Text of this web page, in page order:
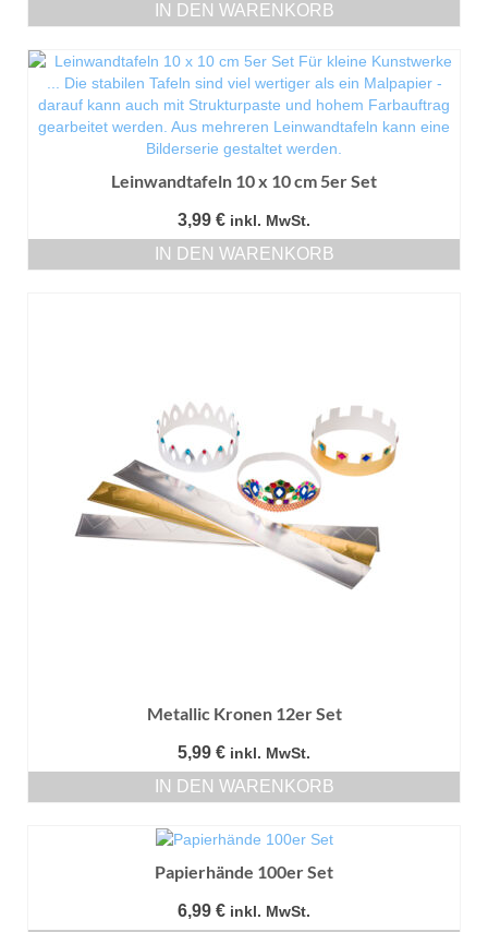
IN DEN WARENKORB
Leinwandtafeln 10 x 10 cm 5er Set
3,99 € inkl. MwSt.
IN DEN WARENKORB
Metallic Kronen 12er Set
5,99 € inkl. MwSt.
IN DEN WARENKORB
Papierhände 100er Set
6,99 € inkl. MwSt.